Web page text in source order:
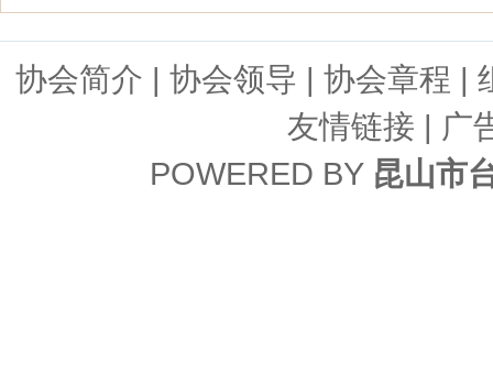
协会简介 | 协会领导 | 协会章程 |
友情链接 | 广
POWERED BY 昆山市